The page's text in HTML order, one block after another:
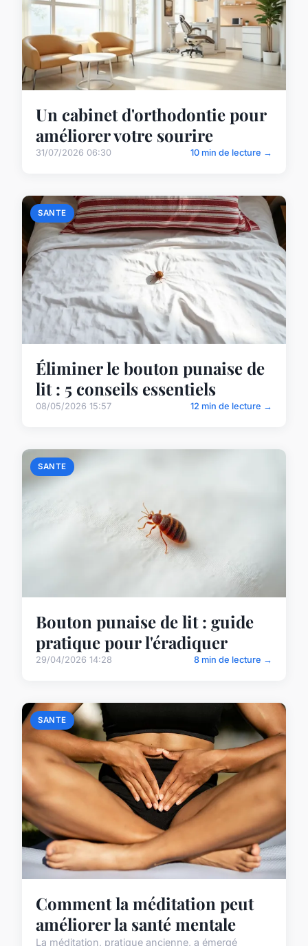
Un cabinet d'orthodontie pour
améliorer votre sourire
31/07/2026 06:30 10 min de lecture →
SANTE
Éliminer le bouton punaise de
lit : 5 conseils essentiels
08/05/2026 15:57 12 min de lecture →
SANTE
Bouton punaise de lit : guide
pratique pour l'éradiquer
29/04/2026 14:28 8 min de lecture →
SANTE
Comment la méditation peut
améliorer la santé mentale
La méditation, pratique ancienne, a émergé